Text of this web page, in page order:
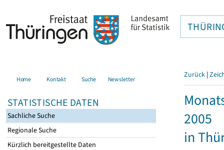
Home Kontakt Suche Newsletter
STATISTISCHE DATEN
Sachliche Suche
Regionale Suche
Kürzlich bereitgestellte Daten
Zurück |
2005
in